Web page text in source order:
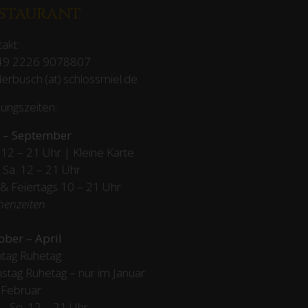
2226 9078807
(at) schlossmiel.de
September
– 21 Uhr | Kleine Karte
Sa. 12 – 21 Uhr
Feiertags 10 – 21 Uhr
– April
Ruhetag
Ruhetag – nur im Januar